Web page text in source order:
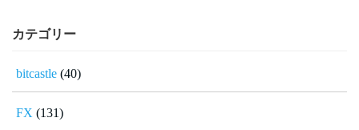
カテゴリー
bitcastle (40)
FX (131)